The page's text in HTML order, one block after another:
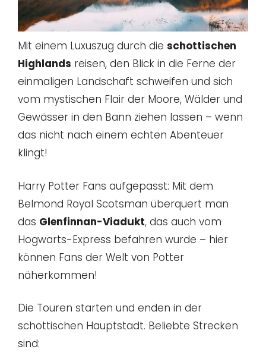
Mit einem Luxuszug durch die schottischen
Highlands reisen, den Blick in die Ferne der
einmaligen Landschaft schweifen und sich
vom mystischen Flair der Moore, Wälder und
Gewässer in den Bann ziehen lassen – wenn
das nicht nach einem echten Abenteuer
klingt!
Harry Potter Fans aufgepasst: Mit dem
Belmond Royal Scotsman überquert man
das Glenfinnan-Viadukt, das auch vom
Hogwarts-Express befahren wurde – hier
können Fans der Welt von Potter
näherkommen!
Die Touren starten und enden in der
schottischen Hauptstadt. Beliebte Strecken
sind: